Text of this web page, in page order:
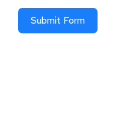
Submit Form